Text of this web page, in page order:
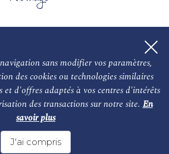
sans modifier vos paramètres,
des cookies ou technologies similaires
et d'offres adaptés à vos centres d'intérêts
des transactions sur notre site.En
savoir plus
J'ai compris
NOS PARTENAIRES
et nos experts Les auteurs
légales Nous contacter